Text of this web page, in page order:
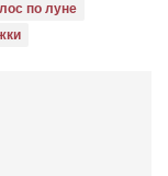
по луне